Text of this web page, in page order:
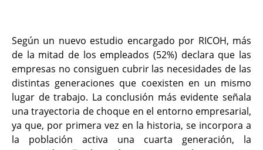
Según un nuevo estudio encargado por RICOH, más
de la mitad de los empleados (52%) declara que las
empresas no consiguen cubrir las necesidades de las
distintas generaciones que coexisten en un mismo
lugar de trabajo. La conclusión más evidente señala
una trayectoria de choque en el entorno empresarial,
ya que, por primera vez en la historia, se incorpora a
la población activa una cuarta generación, la